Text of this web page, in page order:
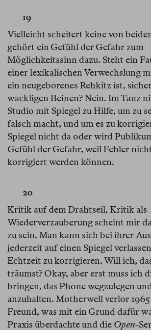
19
Vielleicht scheitert keine von
gehört ein Gefühl der Gefahr zum
Möglichkeitssinn dazu. Steht ein
einer lexikalischen Verwechslung
ein neugeborenes Rehkitz ist,
wackligen Beinen? Nein. Im Tanz
Studio mit Spiegel zu Hilfe, um zu
falsch macht, und um es zu
Spiegel nicht da oder wird
Gefühl der Gefahr, weil Fehler
korrigiert werden können.
20
Kritik auf dem Drahtseil, Kritik als
Wiederverzauberung scheint mir
zu sein. Man kann sich bei ihrer
jederzeit auf einen Spiegel
Echtzeit zu korrigieren. Will ich,
träumst? Okay, aber erst muss ich
bringen, das Phone wegzulegen
anzuhalten. Motherwell verlor 1965
Freund, was mit ein Grund dafür
Praxis überdachte und die Open-